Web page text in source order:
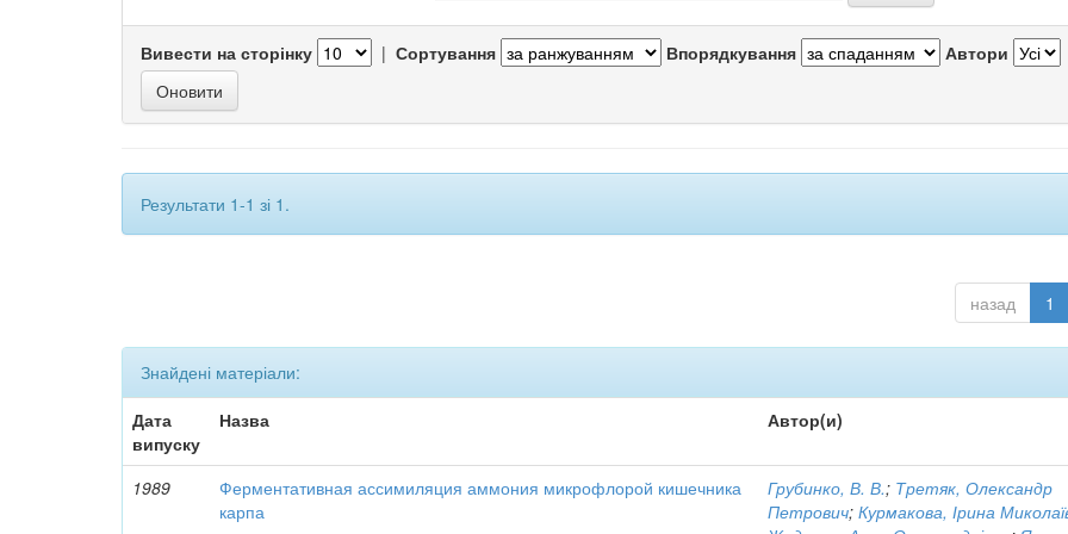
Вивести на сторінку | Сортування Впорядкування Автори
Результати 1-1 зі 1.
назад 1
Знайдені матеріали:
Дата
випуску
Назва Автор(и)
1989
Ферментативная ассимиляция аммония микрофлорой кишечника
карпа
Грубинко, В. В.; Третяк, Олександр
Петрович;Курмакова, Ірина